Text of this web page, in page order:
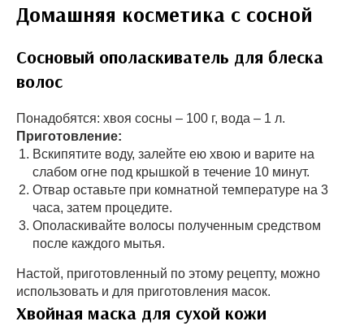
Домашняя косметика с сосной
Сосновый ополаскиватель для блеска
волос
Понадобятся: хвоя сосны – 100 г, вода – 1 л.
Приготовление:
Вскипятите воду, залейте ею хвою и варите на
слабом огне под крышкой в течение 10 минут.
Отвар оставьте при комнатной температуре на 3
часа, затем процедите.
Ополаскивайте волосы полученным средством
после каждого мытья.
Настой, приготовленный по этому рецепту, можно
использовать и для приготовления масок.
Хвойная маска для сухой кожи